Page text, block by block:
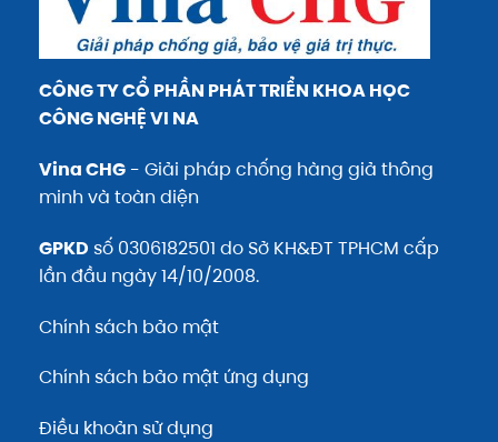
CÔNG TY CỔ PHẦN PHÁT TRIỂN KHOA HỌC
CÔNG NGHỆ VI NA
Vina CHG - Giải pháp chống hàng giả thông
minh và toàn diện
GPKD số 0306182501 do Sở KH&ĐT TPHCM cấp
lần đầu ngày 14/10/2008.
Chính sách bảo mật
Chính sách bảo mật ứng dụng
Điều khoản sử dụng